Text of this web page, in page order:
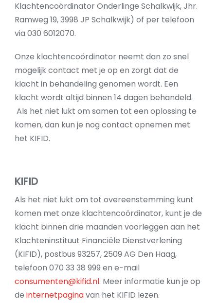
Klachtencoördinator Onderlinge Schalkwijk, Jhr.
Ramweg 19, 3998 JP Schalkwijk) of per telefoon
via 030 6012070.
Onze klachtencoördinator neemt dan zo snel
mogelijk contact met je op en zorgt dat de
klacht in behandeling genomen wordt. Een
klacht wordt altijd binnen 14 dagen behandeld.
Als het niet lukt om samen tot een oplossing te
komen, dan kun je nog contact opnemen met
het KIFID.
KIFID
Als het niet lukt om tot overeenstemming kunt
komen met onze klachtencoördinator, kunt je de
klacht binnen drie maanden voorleggen aan het
Klachteninstituut Financiële Dienstverlening
(KIFID), postbus 93257, 2509 AG Den Haag,
telefoon 070 33 38 999 en e-mail
consumenten@kifid.nl. Meer informatie kun je op
de internetpaginavan het KIFID lezen.